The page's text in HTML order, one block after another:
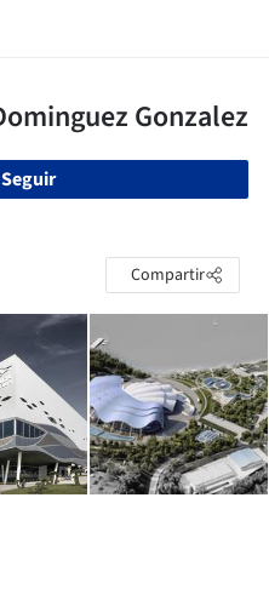
Seguir
Compartir